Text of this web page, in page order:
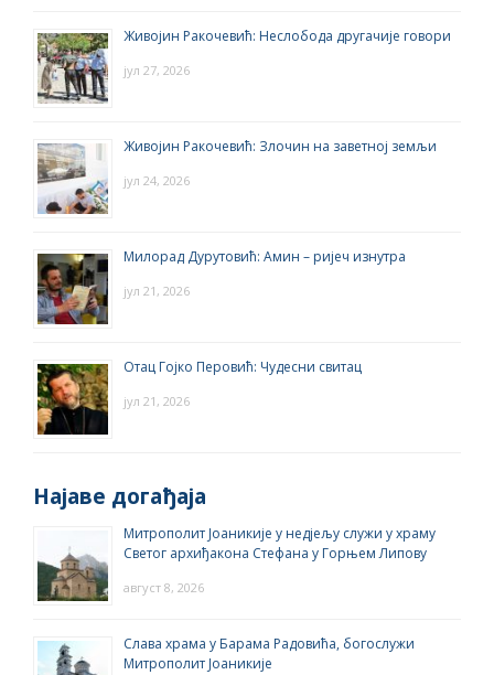
Живојин Ракочевић: Неслобода другачије говори
јул 27, 2026
Живојин Ракочевић: Злочин на заветној земљи
јул 24, 2026
Милорад Дурутовић: Амин – ријеч изнутра
јул 21, 2026
Отац Гојко Перовић: Чудесни свитац
јул 21, 2026
Најаве догађаја
Митрополит Јоаникије у недјељу служи у храму
Светог архиђакона Стефана у Горњем Липову
август 8, 2026
Слава храма у Барама Радовића, богослужи
Митрополит Јоаникије